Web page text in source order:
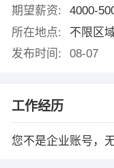
期望薪资:
4000-
所在地点:
不限区
发布时间:
08-07
工作经历
您不是企业账号，